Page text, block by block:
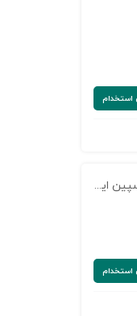
شرکت کاغذسازی راشا کاسپین ایرانیان